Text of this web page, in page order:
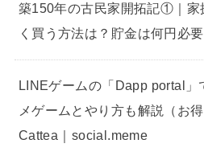
築150年の古民家開拓記①｜家
く買う方法は？貯金は何円必
LINEゲームの「Dapp portal」
メゲームとやり方も解説（お
Cattea｜social.meme